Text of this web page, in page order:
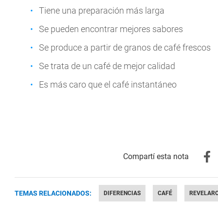
Tiene una preparación más larga
Se pueden encontrar mejores sabores
Se produce a partir de granos de café frescos
Se trata de un café de mejor calidad
Es más caro que el café instantáneo
TEMAS RELACIONADOS: DIFERENCIAS CAFÉ